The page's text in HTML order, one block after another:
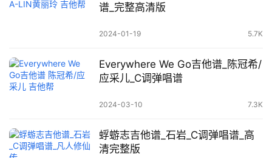
谱_完整高清版
2024-01-19 5.7K
Everywhere We Go吉他谱_陈冠希/
应采儿_C调弹唱谱
2024-03-10 7.3K
蜉蝣志吉他谱_石岩_C调弹唱谱_高
清完整版